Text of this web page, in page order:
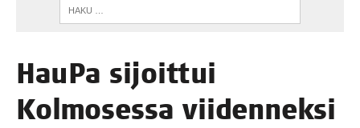
Hau­Pa sijoit­tui
Kol­mo­ses­sa viidenneksi